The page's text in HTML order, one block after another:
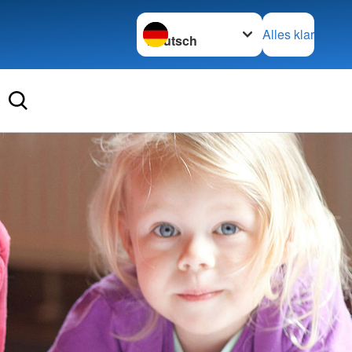
Sprache wechseln zu
Alles klar
den
Kindernotfällen
Beratungszentrum
Schuldnerberatung
Schwangeren- und
Familienberatung
Betreuung von Flüchtlingen
Eingliederung statt Ausgrenzung
im Norden der Oberlausitz
Kinder- und Jugendhilfe
Sozialpädagogische Familienhilfe